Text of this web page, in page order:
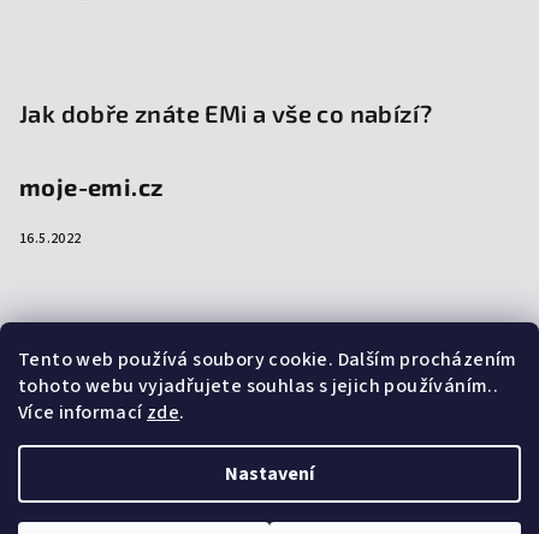
Tento web používá soubory cookie. Dalším procházením
tohoto webu vyjadřujete souhlas s jejich používáním..
Více informacízde.
Nastavení
Jak dobře znáte EMi a vše co nabízí?
moje-emi.cz
16.5.2022
Přijímáme online platby